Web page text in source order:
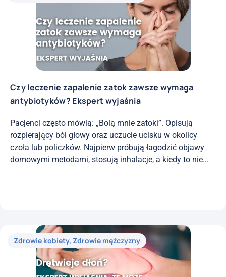
Czy leczenie zapalenie zatok zawsze wymaga
antybiotyków? Ekspert wyjaśnia
Pacjenci często mówią: „Bolą mnie zatoki”. Opisują
rozpierający ból głowy oraz uczucie ucisku w okolicy
czoła lub policzków. Najpierw próbują łagodzić objawy
domowymi metodami, stosują inhalacje, a kiedy to nie...
Zdrowie kobiety, Zdrowie mężczyzny